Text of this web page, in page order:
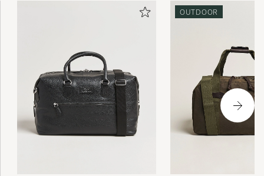
OUTDOOR